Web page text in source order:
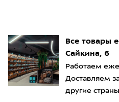
Все товары
Сайкина, 6
Работаем
Доставляем
другие